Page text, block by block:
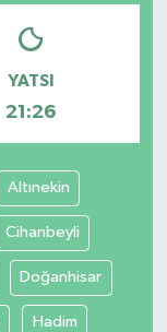
YATSI
21:26
Altınekin
Cihanbeyli
Doğanhisar
Hadim